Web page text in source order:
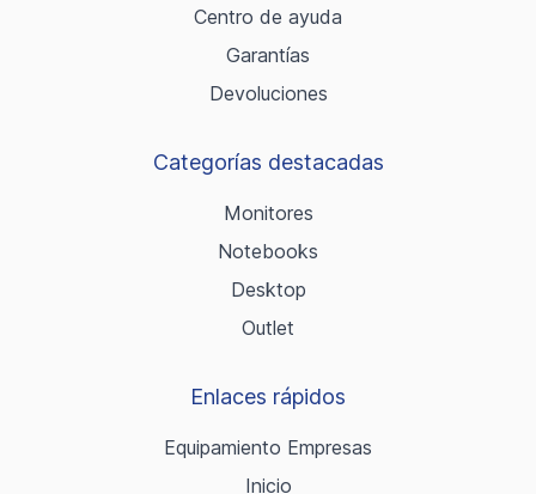
Centro de ayuda
Garantías
Devoluciones
Categorías destacadas
Monitores
Notebooks
Desktop
Outlet
Enlaces rápidos
Equipamiento Empresas
Inicio